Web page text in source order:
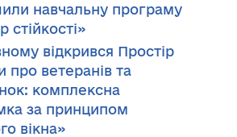
навчальну програму
стійкості»
відкрився Простір
про ветеранів та
комплексна
за принципом
вікна»